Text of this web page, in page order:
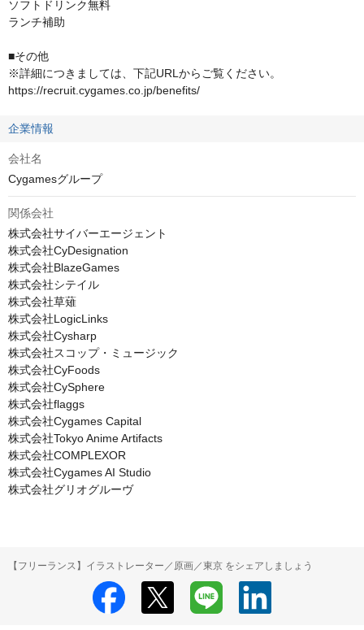
ソフトドリンク無料
ランチ補助
■その他
※詳細につきましては、下記URLからご覧ください。
https://recruit.cygames.co.jp/benefits/
企業情報
会社名
Cygamesグループ
関係会社
株式会社サイバーエージェント
株式会社CyDesignation
株式会社BlazeGames
株式会社シテイル
株式会社草薙
株式会社LogicLinks
株式会社Cysharp
株式会社スコップ・ミュージック
株式会社CyFoods
株式会社CySphere
株式会社flaggs
株式会社Cygames Capital
株式会社Tokyo Anime Artifacts
株式会社COMPLEXOR
株式会社Cygames AI Studio
株式会社グリオグルーヴ
【フリーランス】イラストレーター／原画／東京 をシェアしましょう